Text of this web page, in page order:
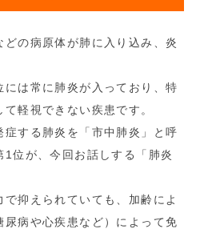
どの病原体が肺に入り込み、炎
は常に肺炎が入っており、特
軽視できない疾患です。
する肺炎を「市中肺炎」と呼
位が、今回お話しする「肺炎
抑えられていても、加齢によ
尿病や心疾患など）によって免